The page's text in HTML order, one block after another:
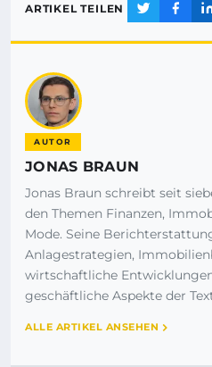
ARTIKEL TEILEN
AUTOR
JONAS BRAUN
Jonas Braun schreibt seit
den Themen Finanzen,
Mode. Seine
Anlagestrategien,
wirtschaftliche
geschäftliche Aspekte der
ALLE ARTIKEL ANSEHEN